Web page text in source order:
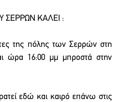
ΣΕΡΡΩΝ ΚΑΛΕΙ :
της πόλης των Σερρών στη
ώρα 16:00 μμ μπροστά στην
εδώ και καιρό επάνω στις